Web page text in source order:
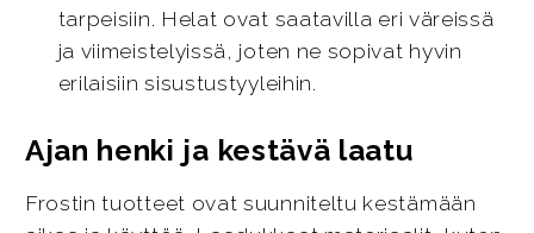
tarpeisiin. Helat ovat saatavilla eri väreissä
ja viimeistelyissä, joten ne sopivat hyvin
erilaisiin sisustustyyleihin.
Ajan henki ja kestävä laatu
Frostin tuotteet ovat suunniteltu kestämään